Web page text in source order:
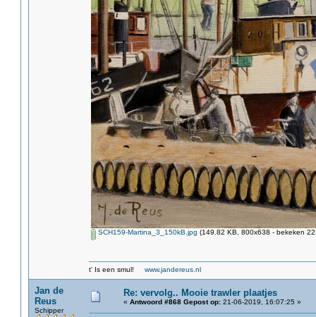
SCH159-Martina_3_150kB.jpg (149.82 KB, 800x638 - bekeken
t' Is een smul! www.jandereus.nl
Jan de
Reus
Schipper
Re: vervolg.. Mooie trawler plaatjes
« Antwoord #868 Gepost op:21-06-2019, 16:07:25 »